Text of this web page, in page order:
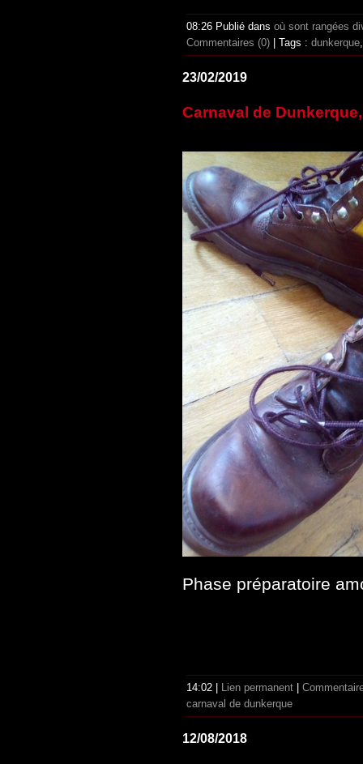
08:26 Publié dans où sont rangées
Commentaires (0) | Tags : dunkerque
23/02/2019
Carnaval de
Phase préparatoire
14:02 | Lien permanent
carnaval de dunkerque
12/08/2018